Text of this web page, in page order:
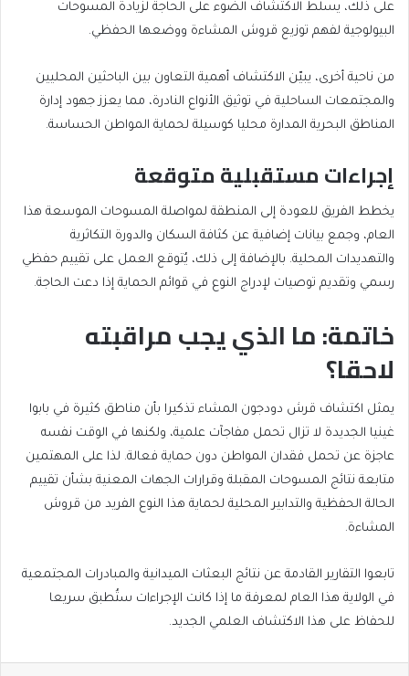
على ذلك، يسلط الاكتشاف الضوء على الحاجة لزيادة المسوحات
البيولوجية لفهم توزيع قروش المشاءة ووضعها الحفظي.
من ناحية أخرى، يبيّن الاكتشاف أهمية التعاون بين الباحثين المحليين
والمجتمعات الساحلية في توثيق الأنواع النادرة، مما يعزز جهود إدارة
المناطق البحرية المدارة محليا كوسيلة لحماية المواطن الحساسة.
إجراءات مستقبلية متوقعة
يخطط الفريق للعودة إلى المنطقة لمواصلة المسوحات الموسعة هذا
العام، وجمع بيانات إضافية عن كثافة السكان والدورة التكاثرية
والتهديدات المحلية. بالإضافة إلى ذلك، يُتوقع العمل على تقييم حفظي
رسمي وتقديم توصيات لإدراج النوع في قوائم الحماية إذا دعت الحاجة.
خاتمة: ما الذي يجب مراقبته
لاحقا؟
يمثل اكتشاف قرش دودجون المشاء تذكيرا بأن مناطق كثيرة في بابوا
غينيا الجديدة لا تزال تحمل مفاجآت علمية، ولكنها في الوقت نفسه
عاجزة عن تحمل فقدان المواطن دون حماية فعالة. لذا على المهتمين
متابعة نتائج المسوحات المقبلة وقرارات الجهات المعنية بشأن تقييم
الحالة الحفظية والتدابير المحلية لحماية هذا النوع الفريد من قروش
المشاءة.
تابعوا التقارير القادمة عن نتائج البعثات الميدانية والمبادرات المجتمعية
في الولاية هذا العام لمعرفة ما إذا كانت الإجراءات ستُطبق سريعا
للحفاظ على هذا الاكتشاف العلمي الجديد.